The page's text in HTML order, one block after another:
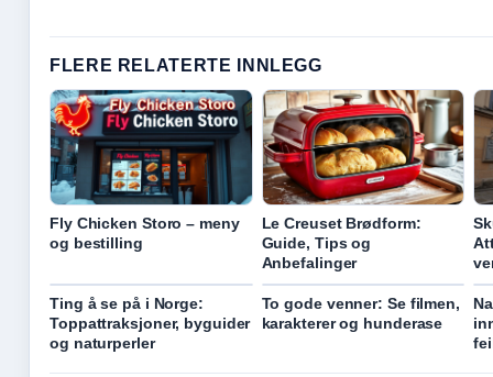
FLERE RELATERTE INNLEGG
Fly Chicken Storo – meny
og bestilling
Le Creuset Brødform:
Guide, Tips og
Anbefalinger
Ting å se på i Norge:
Toppattraksjoner, byguider
og naturperler
To gode venner: Se filmen,
karakterer og hunderase